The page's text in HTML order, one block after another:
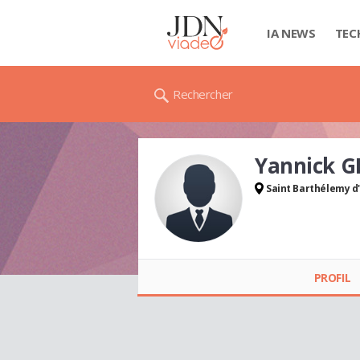
IA NEWS
Rechercher
Yannick
Saint Barthélemy
PROFIL